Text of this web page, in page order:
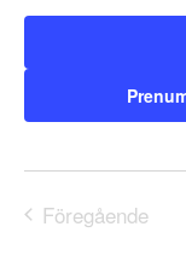
Föregående